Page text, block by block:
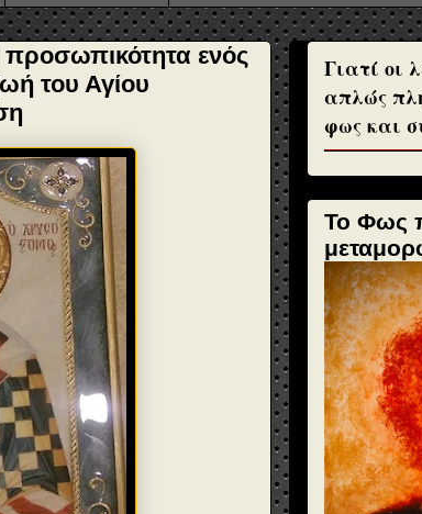
ενός
του Αγίου
Γιατί οι
απλώς
φως και
Το Φως